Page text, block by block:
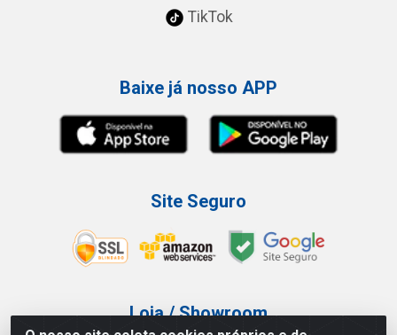
TikTok
Baixe já nosso APP
Site Seguro
Loja / Showroom